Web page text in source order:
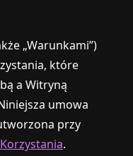
„Warunkami”)
które
a Witryną
umowa
przy
.